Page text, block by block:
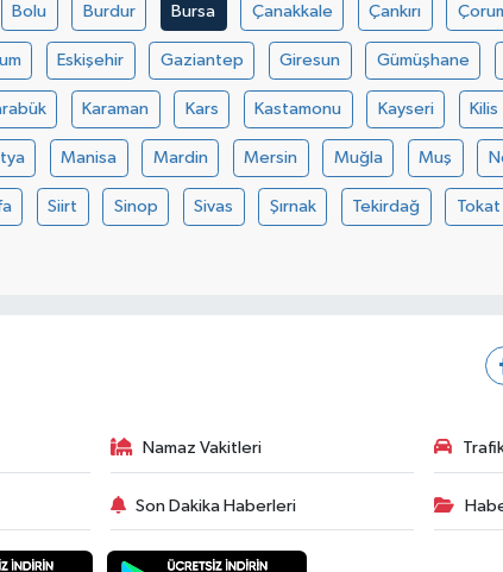
Bolu Burdur Bursa Çanakkale Çankırı
Eskişehir Gaziantep Giresun Gümüşhane
Karaman Kars Kastamonu Kayseri Kilis
Manisa Mardin Mersin Muğla Muş
Siirt Sinop Sivas Şırnak Tekirdağ Tokat
Namaz Vakitleri
Son Dakika Haberleri